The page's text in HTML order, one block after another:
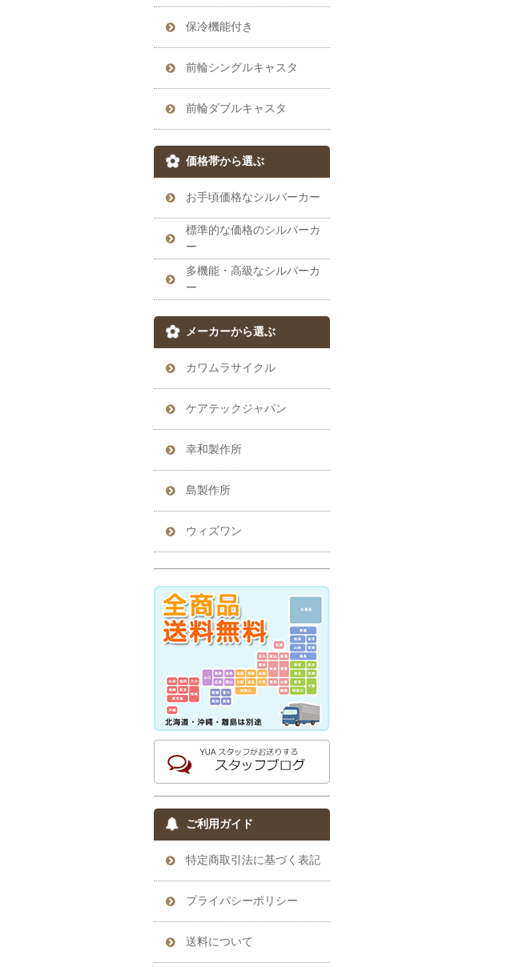
保冷機能付き
前輪シングルキャスタ
前輪ダブルキャスタ
価格帯から選ぶ
お手頃価格なシルバーカー
標準的な価格のシルバーカ
ー
多機能・高級なシルバーカ
ー
メーカーから選ぶ
カワムラサイクル
ケアテックジャパン
幸和製作所
島製作所
ウィズワン
ご利用ガイド
特定商取引法に基づく表記
プライパシーポリシー
送料について